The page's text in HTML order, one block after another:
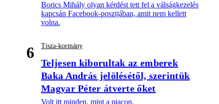
Borics Mihály olyan kérdést tett fel a válságkezelés
kapcsán Facebook-posztjában, amit nem kellett
volna.
6 Tisza-kormány
Teljesen kiborultak az emberek
Baka András jelölésétől, szerintük
Magyar Péter átverte őket
Volt itt minden, mint a piacon.